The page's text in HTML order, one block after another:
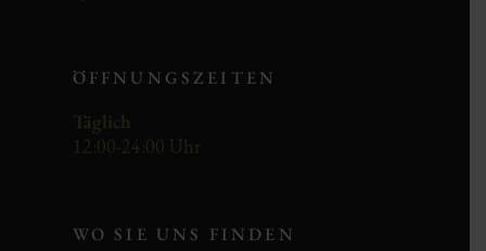
ÖFFNUNGSZEITEN
Täglich
12:00-24:00 Uhr
WO SIE UNS FINDEN